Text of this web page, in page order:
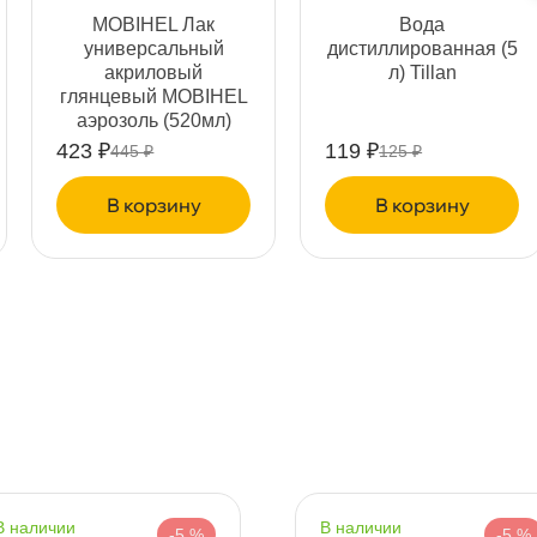
MOBIHEL Лак
универсальный
акриловый
лянцевый MOBIHEL
аэрозоль (520мл)
41984216A
423 ₽445 ₽
корзину
ода
дистиллированная (5
л) Tillan
119 ₽125 ₽
корзину
наличии